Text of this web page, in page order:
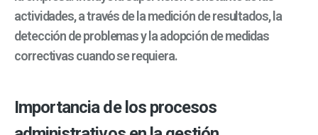
actividades, a través de la medición de resultados, la
detección de problemas y la adopción de medidas
correctivas cuando se requiera.
Importancia de los procesos